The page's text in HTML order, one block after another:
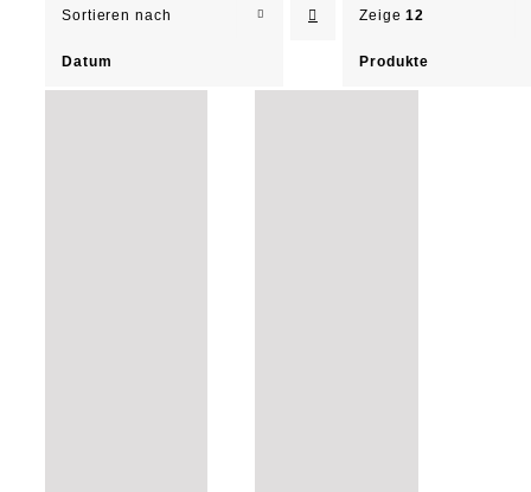
Sortieren nach
Datum
Zeige12
Produkte